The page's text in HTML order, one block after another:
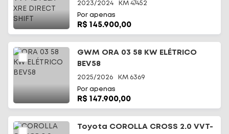
2023/2024 KM 47452
Por apenas
R$ 145.900,00
GWM ORA 03 58 KW ELÉTRICO
BEV58
2025/2026 KM 6369
Por apenas
R$ 147.900,00
Toyota COROLLA CROSS 2.0 VVT-